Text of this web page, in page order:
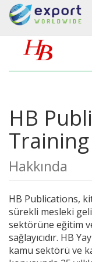
HB
Hakkında
HB Publications,
sürekli mesleki
sektörüne eğitim
sağlayıcıdır. HB
kamu sektörü ve